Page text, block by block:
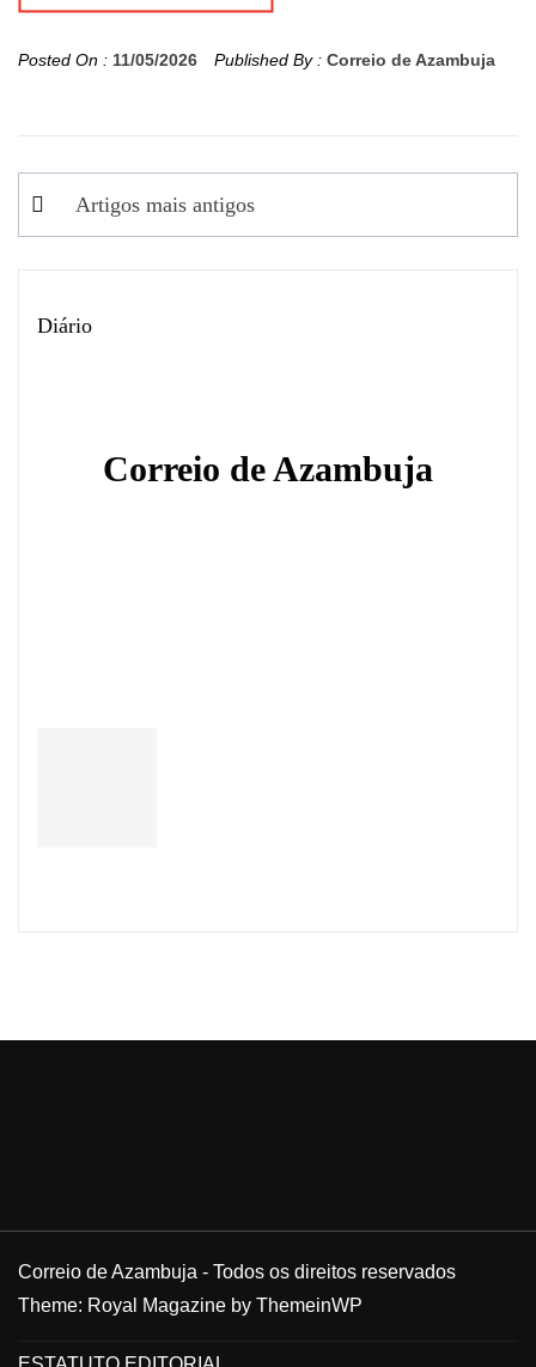
Posted On : 11/05/2026 Published By : Correio de Azambuja
Navegação
de
Artigos mais antigos
Diário
Correio de Azambuja
Correio de Azambuja - Todos os direitos reservados
Theme: Royal Magazine by ThemeinWP